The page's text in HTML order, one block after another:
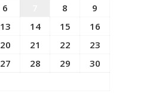
6 8
9
13 14 15
16
20 21 22
23
27 28 29
30